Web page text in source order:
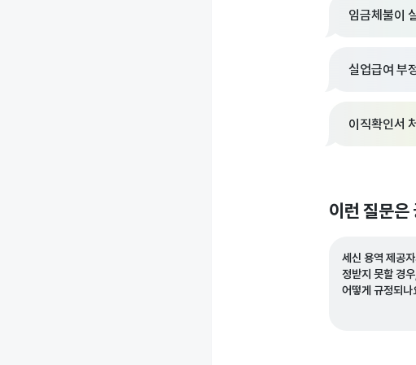
임금체불이
실업급여 부
이직확인서
이런 질문
세신 용역 제공
정받지 못할 경
어떻게 규정되나